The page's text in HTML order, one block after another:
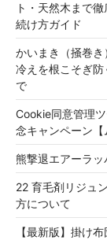
ト・天然木まで
続け方ガイド
かいまき（掻巻き
冷えを根こそぎ
で
Cookie同意管理
念キャンペーン【
熊撃退エアーラ
22 育毛剤リジュ
方について
【最新版】掛け